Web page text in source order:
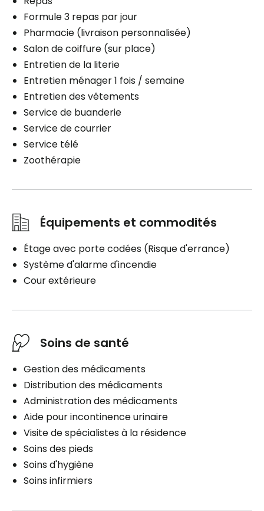
Formule 3 repas par jour
Pharmacie (livraison personnalisée)
Salon de coiffure (sur place)
Entretien de la literie
Entretien ménager 1 fois / semaine
Entretien des vêtements
Service de buanderie
Service de courrier
Service télé
Zoothérapie
Équipements et commodités
Étage avec porte codées (Risque d'errance)
Système d'alarme d'incendie
Cour extérieure
Soins de santé
Gestion des médicaments
Distribution des médicaments
Administration des médicaments
Aide pour incontinence urinaire
Visite de spécialistes à la résidence
Soins des pieds
Soins d'hygiène
Soins infirmiers